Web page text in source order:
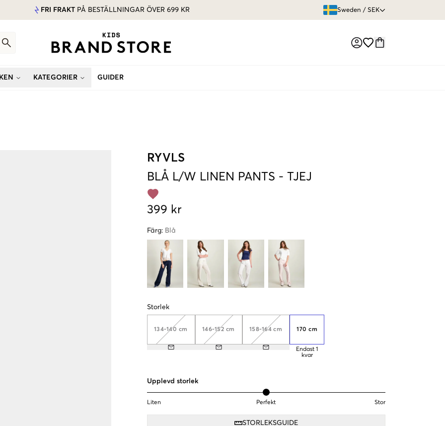
FRI FRAKT PÅ BESTÄLLNINGAR ÖVER 699 KR Sweden / SEK
KATEGORIER GUIDER
RYVLS
BLÅ L/W LINEN PANTS - TJEJ
399 kr
Färg: Blå
Storlek
134-140 cm 146-152 cm 158-164 cm 170 cm
Endast 1
kvar
Upplevd storlek
Liten Perfekt Stor
STORLEKSGUIDE